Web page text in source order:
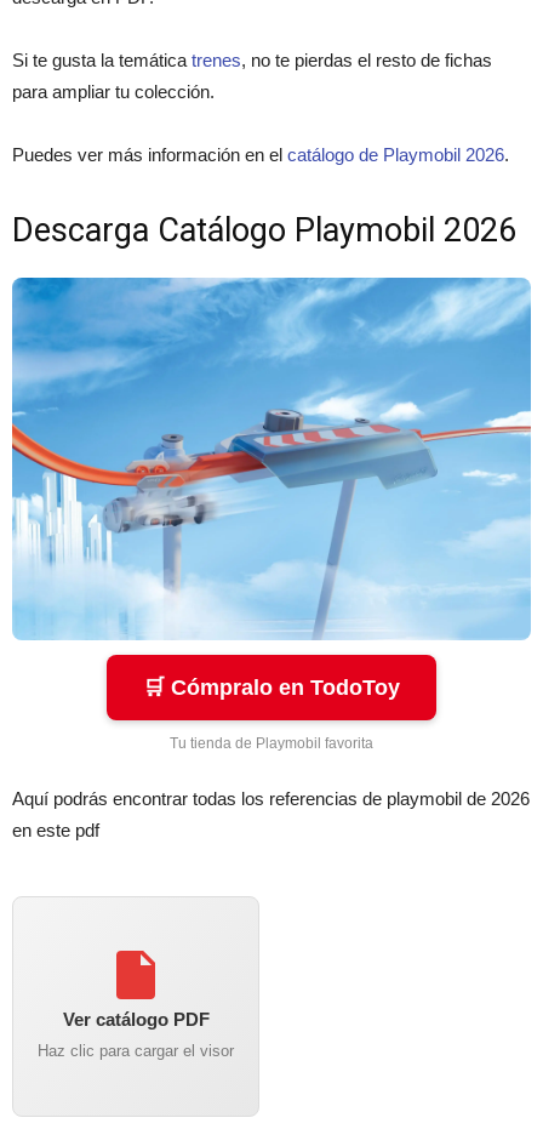
Si te gusta la temática trenes, no te pierdas el resto de fichas
para ampliar tu colección.
Puedes ver más información en el catálogo de Playmobil 2026.
Descarga Catálogo Playmobil 2026
🛒 Cómpralo en TodoToy
Tu tienda de Playmobil favorita
Aquí podrás encontrar todas los referencias de playmobil de 2026
en este pdf
Ver catálogo PDF
Haz clic para cargar el visor